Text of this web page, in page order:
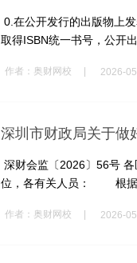
0.在公开发行的出版物上
取得ISBN统一书号，公开
作者： 奥财网校 | 2026-
深圳市财政局关于做
深财会监〔2026〕56号
位，各有关人员： 根据
作者： 奥财网校 | 2026-